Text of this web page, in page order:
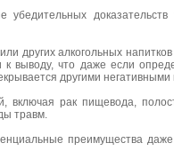
доказательств
других алкогольных напитков
к выводу, что даже если
другими негативными
включая рак пищевода,
травм.
преимущества